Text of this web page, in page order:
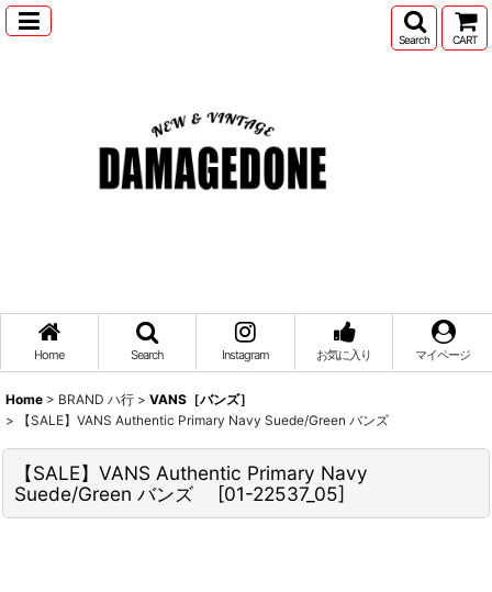
Search CART
Home Search Instagram お気に入り マイページ
Home > BRAND ハ行 > VANS［バンズ］
>
【SALE】VANS Authentic Primary Navy Suede/Green バンズ
【SALE】VANS Authentic Primary Navy
Suede/Green バンズ
[01-22537_05]